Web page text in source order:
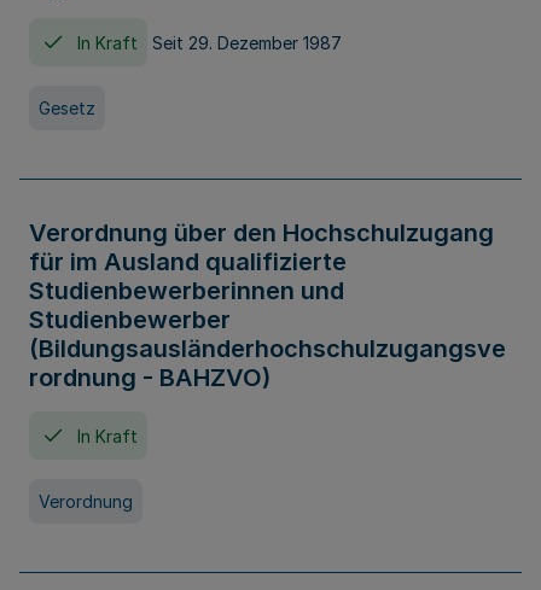
In Kraft Seit 29. Dezember 1987
Gesetz
Verordnung über den Hochschulzugang
für im Ausland qualifizierte
Studienbewerberinnen und
Studienbewerber
(Bildungsausländerhochschulzugangsve
rordnung - BAHZVO)
In Kraft
Verordnung